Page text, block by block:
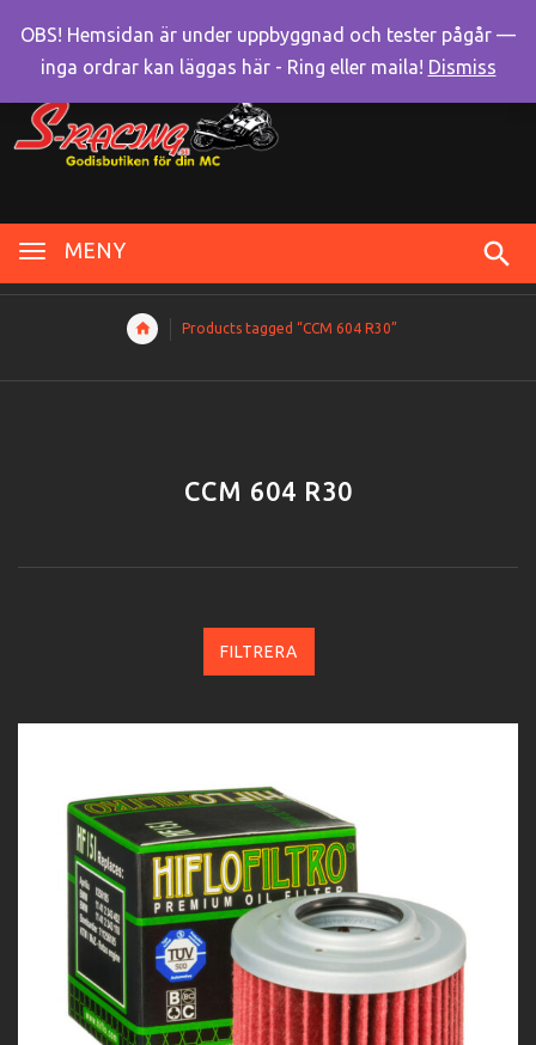
MENY
Products tagged “CCM 604 R30”
CCM 604 R30
FILTRERA
OBS! Hemsidan är under uppbyggnad och tester pågår —
inga ordrar kan läggas här - Ring eller maila! Dismiss